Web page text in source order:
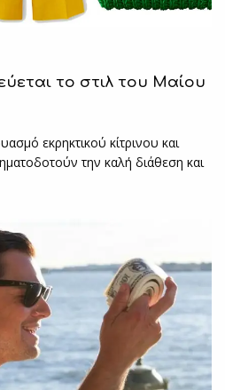
το στιλ του Μαίου
εκρηκτικού κίτρινου και
την καλή διάθεση και